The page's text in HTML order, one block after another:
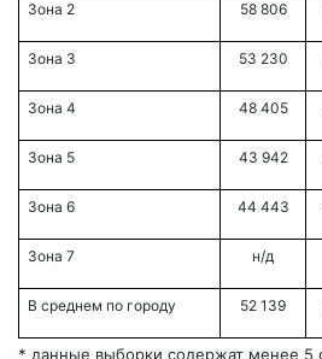
Зона 2 58 806
Зона 3 53 230
Зона 4 48 405
Зона 5 43 942
Зона 6 44 443
Зона 7 н/д
В среднем по городу 52 139
* данные выборки содержат менее 5